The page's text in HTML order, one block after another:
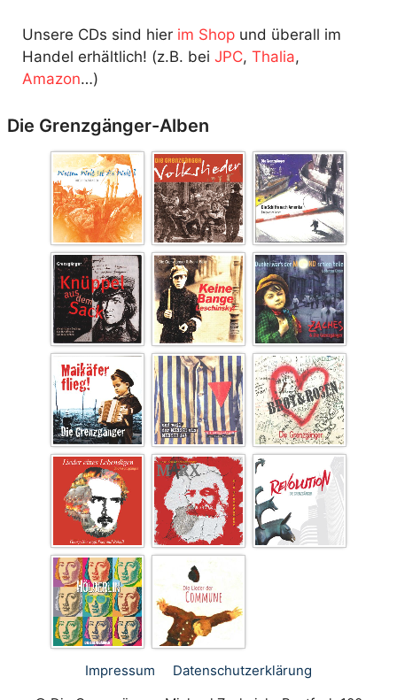
Unsere CDs sind hier im Shop und überall im
Handel erhältlich! (z.B. bei JPC, Thalia,
Amazon…)
Die Grenzgänger-Alben
Impressum
Datenschutz­erklärung